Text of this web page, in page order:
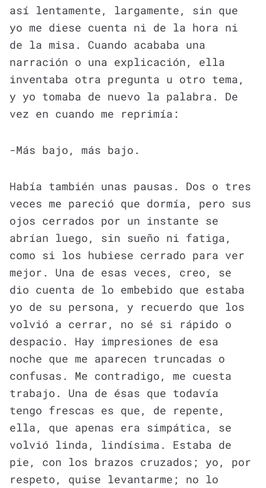
así lentamente, largamente, sin que
yo me diese cuenta ni de la hora ni
de la misa. Cuando acababa una
narración o una explicación, ella
inventaba otra pregunta u otro tema,
y yo tomaba de nuevo la palabra. De
vez en cuando me reprimía:
-Más bajo, más bajo.
Había también unas pausas. Dos o tres
veces me pareció que dormía, pero sus
ojos cerrados por un instante se
abrían luego, sin sueño ni fatiga,
como si los hubiese cerrado para ver
mejor. Una de esas veces, creo, se
dio cuenta de lo embebido que estaba
yo de su persona, y recuerdo que los
volvió a cerrar, no sé si rápido o
despacio. Hay impresiones de esa
noche que me aparecen truncadas o
confusas. Me contradigo, me cuesta
trabajo. Una de ésas que todavía
tengo frescas es que, de repente,
ella, que apenas era simpática, se
volvió linda, lindísima. Estaba de
pie, con los brazos cruzados; yo, por
respeto, quise levantarme; no lo